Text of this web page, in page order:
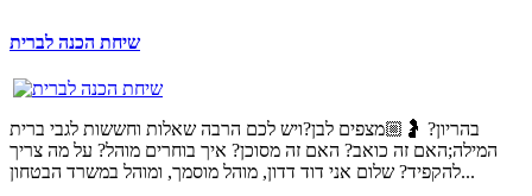
שיחת הכנה לברית
בהריון? 🤰🏼מצפים לבן?ויש לכם הרבה שאלות וחששות לגבי ברית
המילה;האם זה כואב? האם זה מסוכן? איך בוחרים מוהל? על מה צריך
להקפיד? שלום אני דוד דדון, מוהל מוסמך, ומוהל במשרד הבטחון...